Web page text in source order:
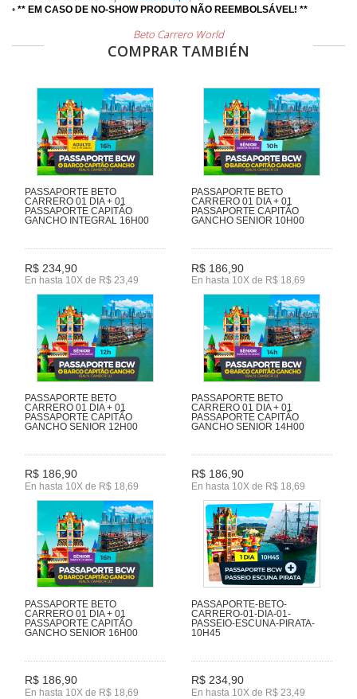
• ** EM CASO DE NO-SHOW PRODUTO NÃO REEMBOLSÁVEL! **
Beto Carrero World
COMPRAR TAMBIÉN
PASSAPORTE BETO
CARRERO 01 DIA + 01
PASSAPORTE CAPITÃO
GANCHO INTEGRAL 16H00
R$ 234,90
En hasta 10X de R$ 23,49
PASSAPORTE BETO
CARRERO 01 DIA + 01
PASSAPORTE CAPITÃO
GANCHO SENIOR 10H00
R$ 186,90
En hasta 10X de R$ 18,69
PASSAPORTE BETO
CARRERO 01 DIA + 01
PASSAPORTE CAPITÃO
GANCHO SENIOR 12H00
R$ 186,90
En hasta 10X de R$ 18,69
PASSAPORTE BETO
CARRERO 01 DIA + 01
PASSAPORTE CAPITÃO
GANCHO SENIOR 14H00
R$ 186,90
En hasta 10X de R$ 18,69
PASSAPORTE BETO
CARRERO 01 DIA + 01
PASSAPORTE CAPITÃO
GANCHO SENIOR 16H00
R$ 186,90
En hasta 10X de R$ 18,69
PASSAPORTE-BETO-
CARRERO-01-DIA-01-
PASSEIO-ESCUNA-PIRATA-
10H45
R$ 234,90
En hasta 10X de R$ 23,49